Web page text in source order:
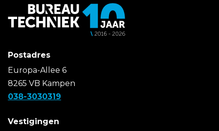
Postadres
Europa-Allee 6
8265 VB Kampen
038-3030319
Vestigingen